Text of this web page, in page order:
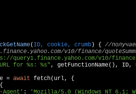
( ID, cookie, crumb ) { //
v10/finance/
query1.finance.yahoo.com/v10/finance/
for %s: %s", getFunctionName(),
= await fetch(url, {
Agent' : 'Mozilla/5.0 (Windows NT 6.1;